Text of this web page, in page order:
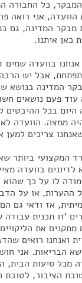
כל החבורה
אני רואה
המדינה, גם
כאן איתנו.
אנחנו בוועדה
אבל יש הרבה
המדינה בנושא
פעם נושאים
בכל
ממצה. הוועדה
צריכים למען
המקצועי ביותר
בוועדה
לו על כך שהוא
ההערות, או על
אז ודאי גם
'זו תכנית
את
ואנחנו רואים
הבריאות. אני
מכל סיעות הבית,
הציבור,